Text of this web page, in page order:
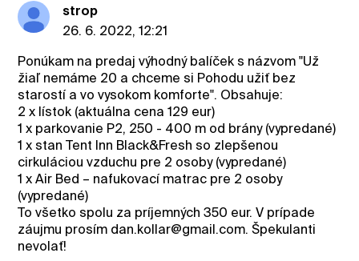
strop
26. 6. 2022, 12:21
Ponúkam na predaj výhodný balíček s názvom "Už
žiaľ nemáme 20 a chceme si Pohodu užiť bez
starostí a vo vysokom komforte". Obsahuje:
2 x lístok (aktuálna cena 129 eur)
1 x parkovanie P2, 250 - 400 m od brány (vypredané)
1 x stan Tent Inn Black&Fresh so zlepšenou
cirkuláciou vzduchu pre 2 osoby (vypredané)
1 x Air Bed – nafukovací matrac pre 2 osoby
(vypredané)
To všetko spolu za príjemných 350 eur. V prípade
záujmu prosím dan.kollar@gmail.com. Špekulanti
nevolať!